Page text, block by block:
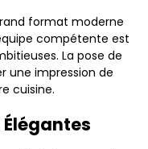
format moderne
compétente est
La pose de
une impression de
cuisine.